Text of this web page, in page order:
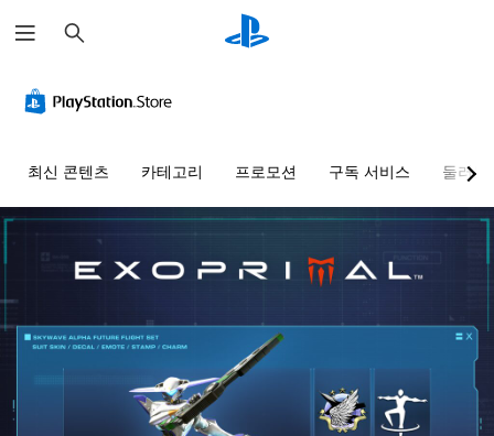
색
최신 콘텐츠 카테고리 프로모션 구독 서비스 둘러보